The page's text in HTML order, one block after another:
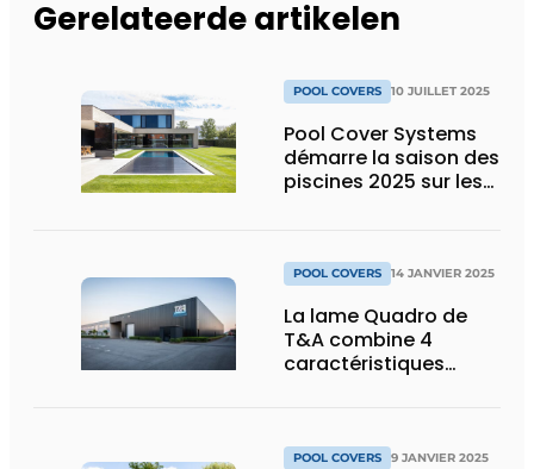
Gerelateerde artikelen
POOL COVERS 10 JUILLET 2025
Pool Cover Systems
démarre la saison des
piscines 2025 sur les
POOL COVERS 14 JANVIER 2025
La lame Quadro de
T&A combine 4
caractéristiques
POOL COVERS 9 JANVIER 2025